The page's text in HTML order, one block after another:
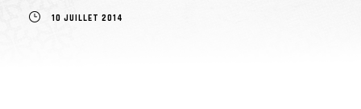
10 JUILLET 2014